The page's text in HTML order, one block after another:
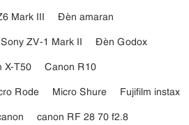
Mark III
Đèn amaran
Sony ZV-1 Mark II
Đèn Godox
X-T50
Canon R10
Rode Micro Shure
Fujifilm instax
canon RF 28 70 f2.8